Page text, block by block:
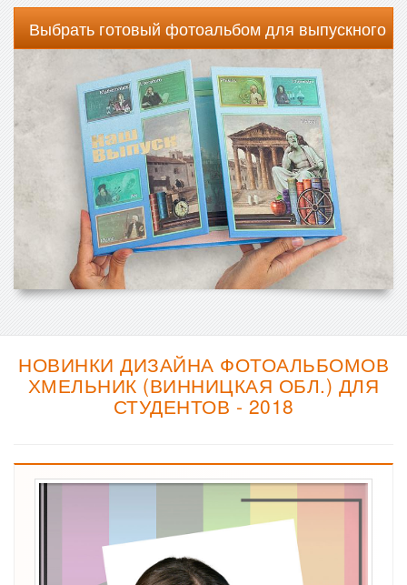
Выбрать готовый фотоальбом для выпускного
НОВИНКИ ДИЗАЙНА ФОТОАЛЬБОМОВ
ХМЕЛЬНИК (ВИННИЦКАЯ ОБЛ.) ДЛЯ
СТУДЕНТОВ - 2018